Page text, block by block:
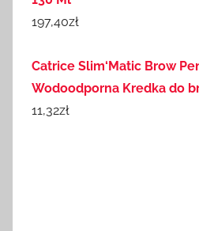
197,40zł
Catrice Slim‘Matic Brow
Wodoodporna Kredka do
11,32zł